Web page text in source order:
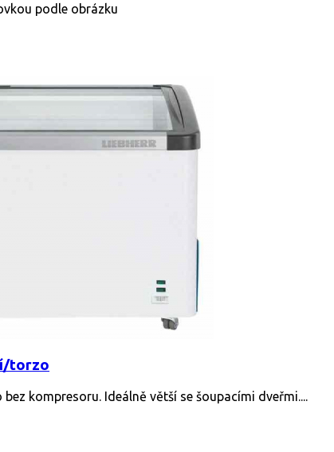
podle obrázku
torzo
kompresoru. Ideálně větší se šoupacími dveřmi....